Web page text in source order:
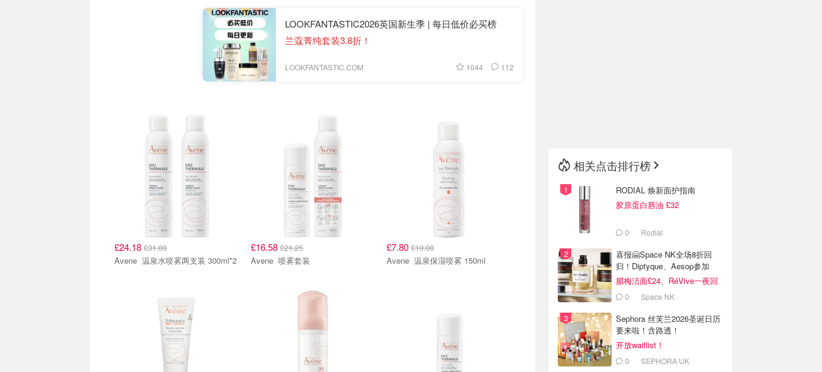
LOOKFANTASTIC2026英国新生季 | 每日低价必买榜
兰蔻菁纯套装3.8折！
LOOKFANTASTIC.COM 1044 112
£24.18 £31.00
Avene 温泉水喷雾两支装 300ml*2
£16.58£21.25
Avene 喷雾套装
£7.80 £10.00
Avene 温泉保湿喷雾 150ml
相关点击排行榜
RODIAL 焕新面护指南
胶原蛋白唇油 £32
0 Rodial
喜报🤗Space NK全场8折回
归！Diptyque、Aesop参加
腊梅洁面£24、RéVive一夜回
春油有货
0 Space NK
Sephora 丝芙兰2026圣诞日历
要来啦！含路透！
开放waitlist！
0 SEPHORA UK